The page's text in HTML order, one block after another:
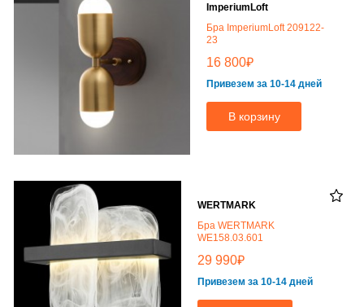
ImperiumLoft
Бра ImperiumLoft 209122-
23
16 800₽
Привезем за 10-14 дней
В корзину
WERTMARK
Бра WERTMARK
WE158.03.601
29 990₽
Привезем за 10-14 дней